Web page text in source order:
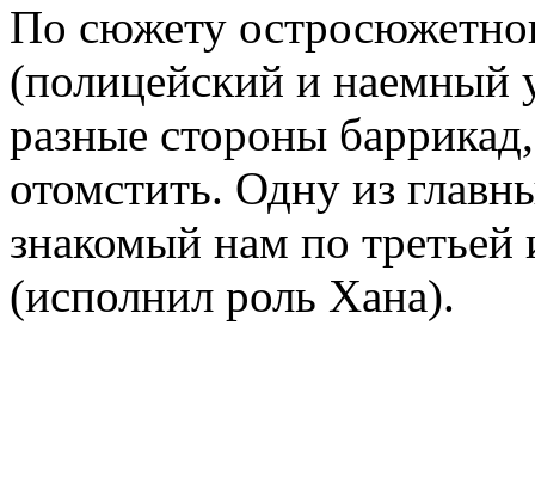
По сюжету
(полицейский и наемный
разные стороны
отомстить. Одну из
знакомый нам по
(исполнил роль Хана).